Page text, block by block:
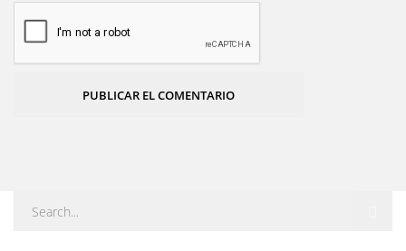
PUBLICAR EL COMENTARIO